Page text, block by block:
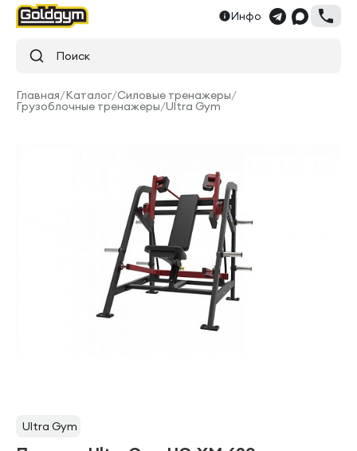
Инфо
Поиск
Главная/Каталог/Силовые тренажеры/
Грузоблочные тренажеры/Ultra Gym
Ultra Gym